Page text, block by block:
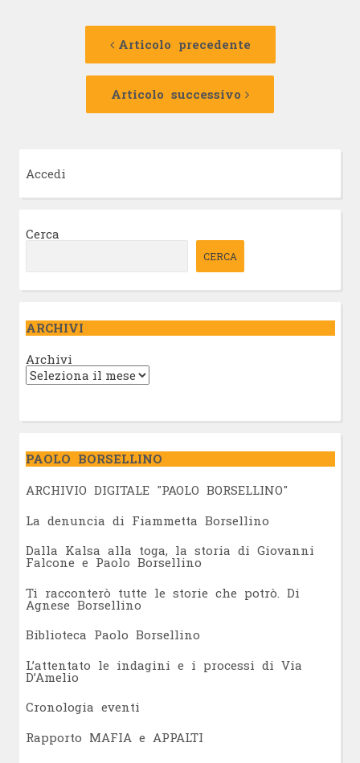
Navigazione
Articolo precedente
Articolo
Articolo successivo
Articolo
Accedi
Cerca
CERCA
ARCHIVI
Archivi
PAOLO BORSELLINO
ARCHIVIO DIGITALE "PAOLO BORSELLINO"
La denuncia di Fiammetta Borsellino
Dalla Kalsa alla toga, la storia di Giovanni
Falcone e Paolo Borsellino
Ti racconterò tutte le storie che potrò. Di
Agnese Borsellino
Biblioteca Paolo Borsellino
L’attentato le indagini e i processi di Via
D’Amelio
Cronologia eventi
Rapporto MAFIA e APPALTI